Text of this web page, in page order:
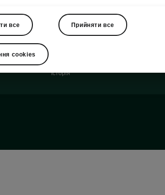
ТОВ Єврокар Меньюфекчуринг
Контакти
Інформація для акціонерів та стейкх
Історія
все Прийняти все
cookies